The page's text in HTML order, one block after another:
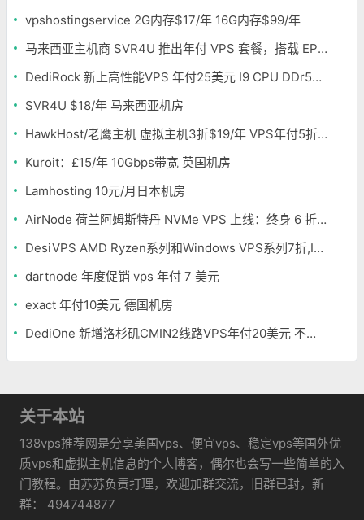
vpshostingservice 2G内存$17/年 16G内存$99/年
马来西亚主机商 SVR4U 推出年付 VPS 套餐，搭载 EPYC/至强铂金，支持支付宝
DediRock 新上高性能VPS 年付25美元 I9 CPU DDr5内存 纽约机房
SVR4U $18/年 马来西亚机房
HawkHost/老鹰主机 虚拟主机3折$19/年 VPS年付5折$25/年
Kuroit：£15/年 10Gbps带宽 英国机房
Lamhosting 10元/月日本机房
AirNode 荷兰阿姆斯特丹 NVMe VPS 上线：终身 6 折，€1.99/月起，2.5Tbit/s DDoS 防护
DesiVPS AMD Ryzen系列和Windows VPS系列7折,Intel系列年付11.6美元
dartnode 年度促销 vps 年付 7 美元
exact 年付10美元 德国机房
DediOne 新增洛杉矶CMIN2线路VPS年付20美元 不限流量
关于本站
138vps推荐网是分享美国vps、便宜vps、稳定vps等国外优
质vps和虚拟主机信息的个人博客，偶尔也会写一些简单的入
门教程。由苏苏负责打理，欢迎加群交流，旧群已封，新
群： 494744877